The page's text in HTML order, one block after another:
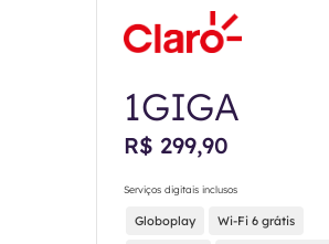
1GIGA
R$ 299,90
Serviços digitais inclusos
Globoplay Wi-Fi 6 grátis